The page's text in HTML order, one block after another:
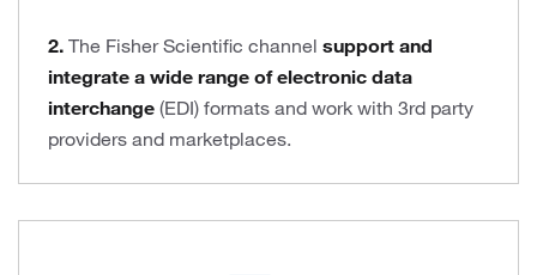
2. The Fisher Scientific channel support and
integrate a wide range of electronic data
interchange (EDI) formats and work with 3rd party
providers and marketplaces.